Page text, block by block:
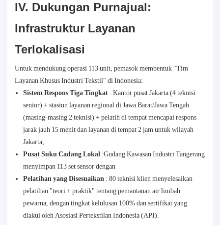
IV. Dukungan Purnajual:
Infrastruktur Layanan
Terlokalisasi
Untuk mendukung operasi 113 unit, pemasok membentuk "Tim
Layanan Khusus Industri Tekstil" di Indonesia:
Sistem Respons Tiga Tingkat : Kantor pusat Jakarta (4 teknisi
senior) + stasiun layanan regional di Jawa Barat/Jawa Tengah
(masing-masing 2 teknisi) + pelatih di tempat mencapai respons
jarak jauh 15 menit dan layanan di tempat 2 jam untuk wilayah
Jakarta;
Pusat Suku Cadang Lokal :Gudang Kawasan Industri Tangerang
menyimpan 113 set sensor dengan
Pelatihan yang Disesuaikan : 80 teknisi klien menyelesaikan
pelatihan "teori + praktik" tentang pemantauan air limbah
pewarna, dengan tingkat kelulusan 100% dan sertifikat yang
diakui oleh Asosiasi Pertekstilan Indonesia (API).